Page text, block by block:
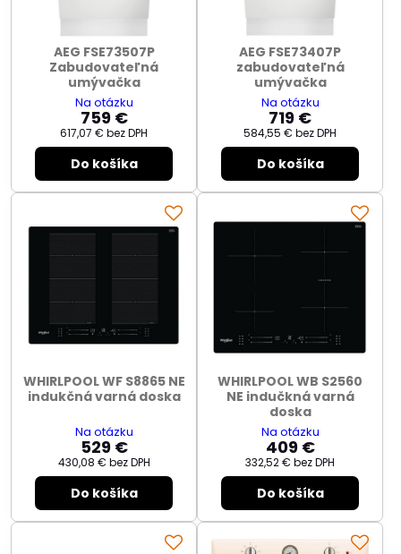
AEG FSE73507P
Zabudovateľná
umývačka
Na otázku
759 €
617,07 € bez DPH
Do košíka
AEG FSE73407P
zabudovateľná
umývačka
Na otázku
719 €
584,55 € bez DPH
Do košíka
WHIRLPOOL WF S8865 NE
indukčná varná doska
Na otázku
529 €
430,08 € bez DPH
Do košíka
WHIRLPOOL WB S2560
NE indučkná varná
doska
Na otázku
409 €
332,52 € bez DPH
Do košíka